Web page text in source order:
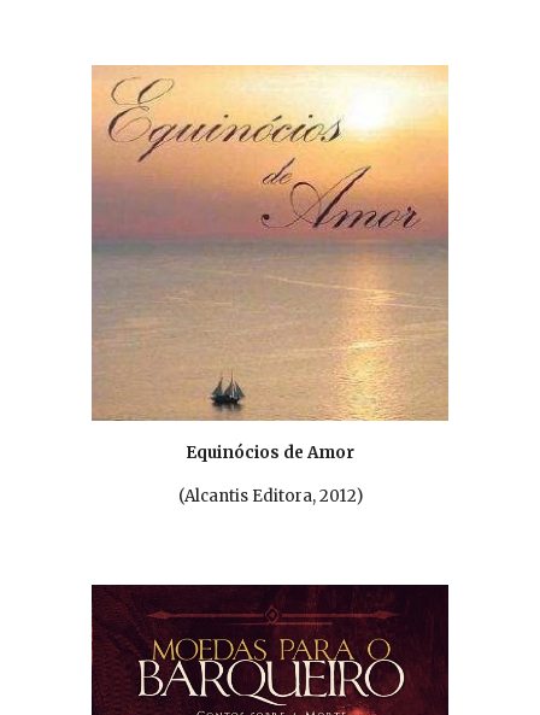
Equinócios de Amor
(Alcantis Editora, 2012)